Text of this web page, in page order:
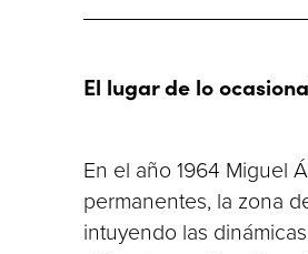
El lugar de lo
En el año 1964 Miguel
permanentes, la zona
intuyendo las